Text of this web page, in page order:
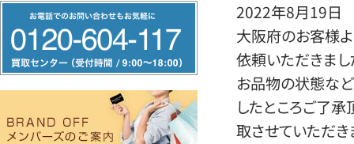
リ
ー
ヤ
2022年8月19日
大阪府のお客様
依頼いただきまし
お品物の状態など
したところご了
取させていただき